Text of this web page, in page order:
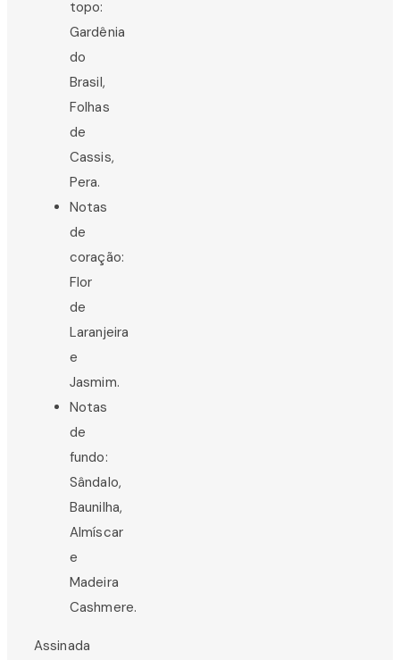
topo:
Gardênia
do
Brasil,
Folhas
de
Cassis,
Pera.
Notas
de
coração:
Flor
de
Laranjeira
e
Jasmim.
Notas
de
fundo:
Sândalo,
Baunilha,
Almíscar
e
Madeira
Cashmere.
Assinada